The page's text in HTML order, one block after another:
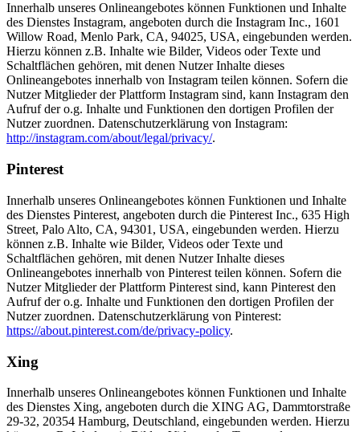
Innerhalb unseres Onlineangebotes können Funktionen und Inhalte
des Dienstes Instagram, angeboten durch die Instagram Inc., 1601
Willow Road, Menlo Park, CA, 94025, USA, eingebunden werden.
Hierzu können z.B. Inhalte wie Bilder, Videos oder Texte und
Schaltflächen gehören, mit denen Nutzer Inhalte dieses
Onlineangebotes innerhalb von Instagram teilen können. Sofern die
Nutzer Mitglieder der Plattform Instagram sind, kann Instagram den
Aufruf der o.g. Inhalte und Funktionen den dortigen Profilen der
Nutzer zuordnen. Datenschutzerklärung von Instagram:
http://instagram.com/about/legal/privacy/.
Pinterest
Innerhalb unseres Onlineangebotes können Funktionen und Inhalte
des Dienstes Pinterest, angeboten durch die Pinterest Inc., 635 High
Street, Palo Alto, CA, 94301, USA, eingebunden werden. Hierzu
können z.B. Inhalte wie Bilder, Videos oder Texte und
Schaltflächen gehören, mit denen Nutzer Inhalte dieses
Onlineangebotes innerhalb von Pinterest teilen können. Sofern die
Nutzer Mitglieder der Plattform Pinterest sind, kann Pinterest den
Aufruf der o.g. Inhalte und Funktionen den dortigen Profilen der
Nutzer zuordnen. Datenschutzerklärung von Pinterest:
https://about.pinterest.com/de/privacy-policy.
Xing
Innerhalb unseres Onlineangebotes können Funktionen und Inhalte
des Dienstes Xing, angeboten durch die XING AG, Dammtorstraße
29-32, 20354 Hamburg, Deutschland, eingebunden werden. Hierzu